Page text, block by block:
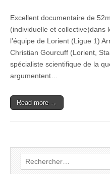
Excellent documentaire de
(individuelle et collective)dans
l’équipe de Lorient (Ligue 1)
Christian Gourcuff (Lorient,
spécialiste scientifique de la
argumentent…
Read more →
Rechercher :